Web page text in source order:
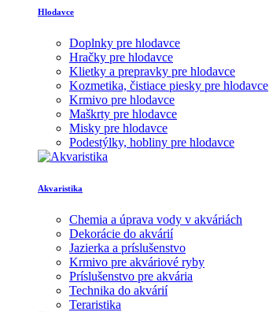
Hlodavce
Doplnky pre hlodavce
Hračky pre hlodavce
Klietky a prepravky pre hlodavce
Kozmetika, čistiace piesky pre hlodavce
Krmivo pre hlodavce
Maškrty pre hlodavce
Misky pre hlodavce
Podestýlky, hobliny pre hlodavce
Akvaristika
Chemia a úprava vody v akváriách
Dekorácie do akvárií
Jazierka a príslušenstvo
Krmivo pre akváriové ryby
Príslušenstvo pre akvária
Technika do akvárií
Teraristika